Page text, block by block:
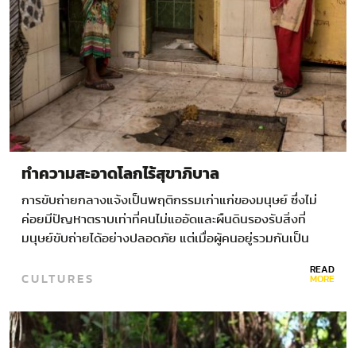
ทำความสะอาดโลกไร้สุขาภิบาล
การขับถ่ายกลางแจ้งเป็นพฤติกรรมเก่าแก่ของมนุษย์ ซึ่งไม่
ค่อยมีปัญหาตราบเท่าที่คนไม่แออัดและผืนดินรองรับสิ่งที่
มนุษย์ขับถ่ายได้อย่างปลอดภัย แต่เมื่อผู้คนอยู่รวมกันเป็น
โยงกับสุขภาพ โดยเฉพาะความสำคัญของการไม่สัมผัสจับต้อง
CULTURES READ
MORE